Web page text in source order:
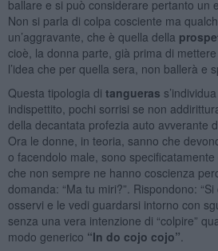
ballare e si può considerare pertanto un
Non si parla di colpa cosciente ma
un’aggravante, che è quella della
cioè, la donna parte, già prima di
l’idea che per quella sera, non ballerà e
Questa tipologia di tangueras
indispettito, pochi sorrisi se non
della decantata profezia auto avverante
Ora le donne, in teoria, sanno che
o facendolo male, sono
che non sempre ne hanno coscienza
domanda: “Ma tu miri?”. Rispondono:
osservi e le vedi guardarsi intorno con
senza una vera intenzione di “colpire”
modo generico “In do cojo cojo”